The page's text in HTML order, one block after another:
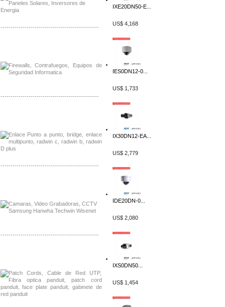
-------------------------------------------------
-------------------------------------------------
-------------------------------------------------
-------------------------------------------------
IXE20DN50-E...
US$ 4,168
IES0DN12-0...
US$ 1,733
IX30DN12-EA...
US$ 2,779
IDE20DN-0...
US$ 2,080
IXS0DN50...
US$ 1,454